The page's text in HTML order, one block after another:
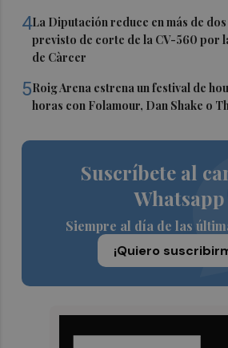
4La Diputación reduce en más de
previsto de corte de la CV-560 por
de Càrcer
5Roig Arena estrena un festival de
horas con Folamour, Dan Shake o
Suscríbete al
Whatsapp
Siempre al día de las
¡Quiero